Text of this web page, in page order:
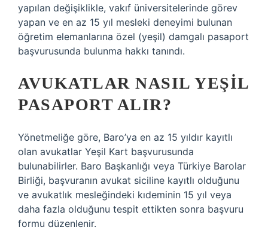
yapılan değişiklikle, vakıf üniversitelerinde görev
yapan ve en az 15 yıl mesleki deneyimi bulunan
öğretim elemanlarına özel (yeşil) damgalı pasaport
başvurusunda bulunma hakkı tanındı.
AVUKATLAR NASIL YEŞIL
PASAPORT ALIR?
Yönetmeliğe göre, Baro’ya en az 15 yıldır kayıtlı
olan avukatlar Yeşil Kart başvurusunda
bulunabilirler. Baro Başkanlığı veya Türkiye Barolar
Birliği, başvuranın avukat siciline kayıtlı olduğunu
ve avukatlık mesleğindeki kıdeminin 15 yıl veya
daha fazla olduğunu tespit ettikten sonra başvuru
formu düzenlenir.